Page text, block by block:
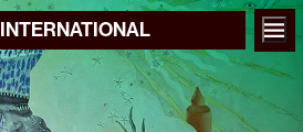
INTERNATIONAL